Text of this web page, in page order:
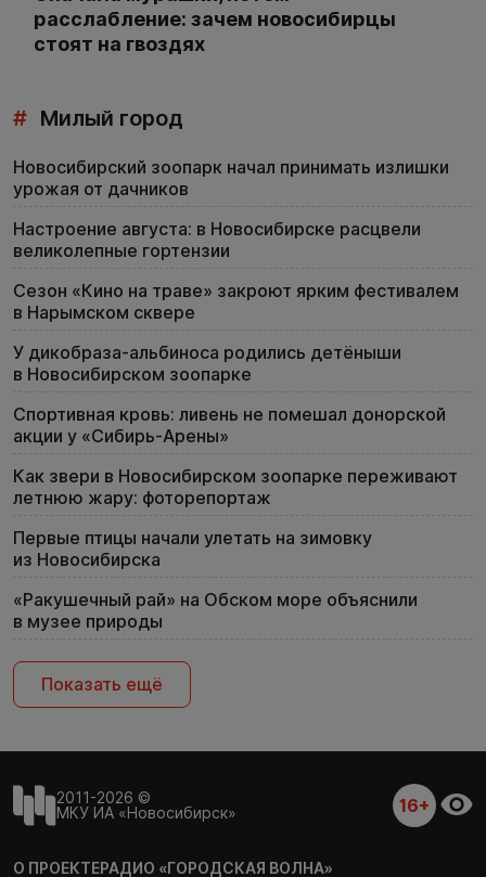
расслабление: зачем новосибирцы
стоят на гвоздях
# Милый город
Новосибирский зоопарк начал принимать излишки
урожая от дачников
Настроение августа: в Новосибирске расцвели
великолепные гортензии
Сезон «Кино на траве» закроют ярким фестивалем
в Нарымском сквере
У дикобраза-альбиноса родились детёныши
в Новосибирском зоопарке
Спортивная кровь: ливень не помешал донорской
акции у «Сибирь-Арены»
Как звери в Новосибирском зоопарке переживают
летнюю жару: фоторепортаж
Первые птицы начали улетать на зимовку
из Новосибирска
«Ракушечный рай» на Обском море объяснили
в музее природы
Показать ещё
2011-2026 ©
МКУ ИА «Новосибирск»
16+
О ПРОЕКТЕРАДИО «ГОРОДСКАЯ ВОЛНА»